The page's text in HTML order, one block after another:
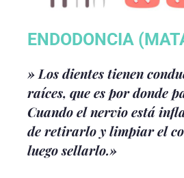
ENDODONCIA
» Los dientes tienen
raíces, que es por donde
Cuando el nervio está
de retirarlo y limpiar el
luego sellarlo.»